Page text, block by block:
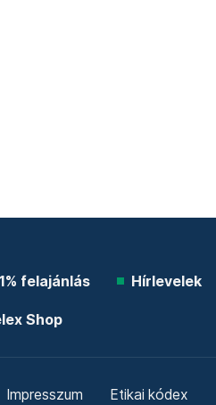
felajánlás Hírlevelek
Shop
Impresszum Etikai kódex